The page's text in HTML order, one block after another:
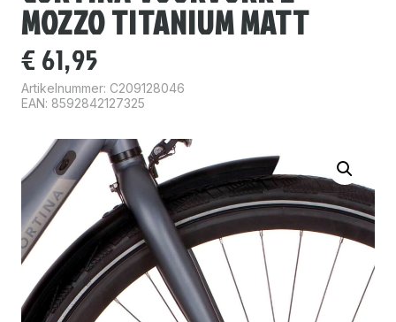
MOZZO TITANIUM MATT
€ 61,95
Artikelnummer: C209128046
EAN: 8592842127325